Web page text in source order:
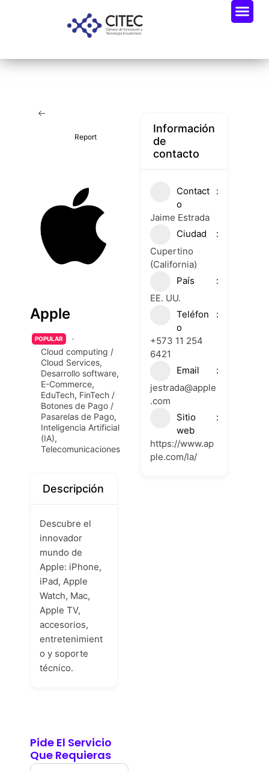
Report
Apple
POPULAR
Cloud computing /
Cloud Services,
Desarrollo software,
E-Commerce,
EduTech, FinTech /
Botones de Pago /
Pasarelas de Pago,
Inteligencia Artificial
(IA),
Telecomunicaciones
Descripción
Descubre el
innovador
mundo de
Apple: iPhone,
iPad, Apple
Watch, Mac,
Apple TV,
accesorios,
entretenimient
o y soporte
técnico.
Información
de
contacto
Contact
o
Jaime Estrada
Ciudad
Cupertino
(California)
País
EE. UU.
Teléfon
o
+573 11 254
6421
Email
jestrada@apple
.com
Sitio
web
https://www.ap
ple.com/la/
Pide El Servicio
Que Requieras